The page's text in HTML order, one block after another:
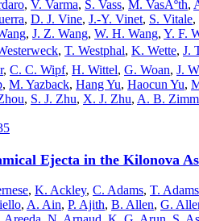
, V. Varma, S. Vass, M. VasÃºth,
, D. J. Vine, J.-Y. Vinet, S. Vitale,
, J. Z. Wang, W. H. Wang, Y. F.
, T. Westphal, K. Wette, J.
, C. C. Wipf, H. Wittel, G. Woan, J.
, M. Yazback, Hang Yu, Haocun Yu,
, S. J. Zhu, X. J. Zhu, A. B.
Ejecta in the Kilonova
, K. Ackley, C. Adams, T. Adams
, A. Ain, P. Ajith, B. Allen, G.